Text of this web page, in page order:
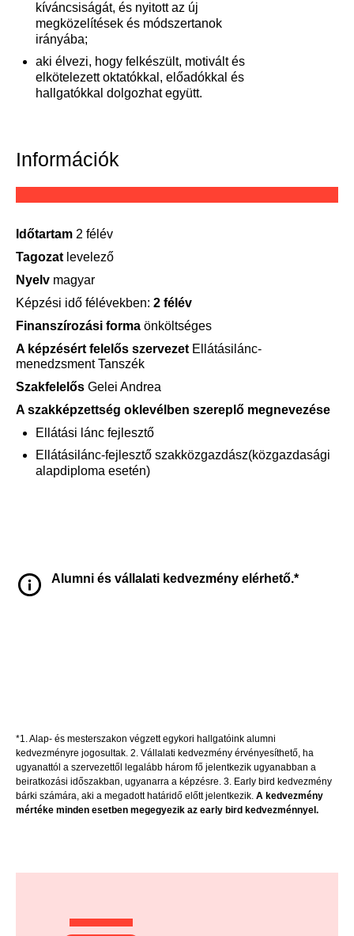
kíváncsiságát, és nyitott az új
megközelítések és módszertanok
irányába;
aki élvezi, hogy felkészült, motivált és
elkötelezett oktatókkal, előadókkal és
hallgatókkal dolgozhat együtt.
Információk
Időtartam 2 félév
Tagozat levelező
Nyelv magyar
Képzési idő félévekben: 2 félév
Finanszírozási forma önköltséges
A képzésért felelős szervezet Ellátásilánc-
menedzsment Tanszék
Szakfelelős Gelei Andrea
A szakképzettség oklevélben szereplő megnevezése
Ellátási lánc fejlesztő
Ellátásilánc-fejlesztő szakközgazdász(közgazdasági
alapdiploma esetén)
Alumni és vállalati kedvezmény elérhető.*
*1. Alap- és mesterszakon végzett egykori hallgatóink alumni
kedvezményre jogosultak. 2. Vállalati kedvezmény érvényesíthető, ha
ugyanattól a szervezettől legalább három fő jelentkezik ugyanabban a
beiratkozási időszakban, ugyanarra a képzésre. 3. Early bird kedvezmény
bárki számára, aki a megadott határidő előtt jelentkezik. A kedvezmény
mértéke minden esetben megegyezik az early bird kedvezménnyel.